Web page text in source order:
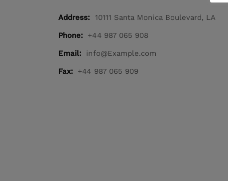
Address:
10111 Santa Monica Boulevard, LA
Phone:
+44 987 065 908
Email:
info@Example.com
Fax:
+44 987 065 909